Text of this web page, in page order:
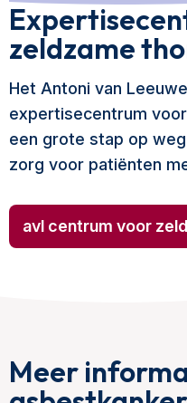
zeldzame
Het Antoni van
expertisecentrum
een grote stap op
zorg voor patiënten
avl centrum voor
Meer